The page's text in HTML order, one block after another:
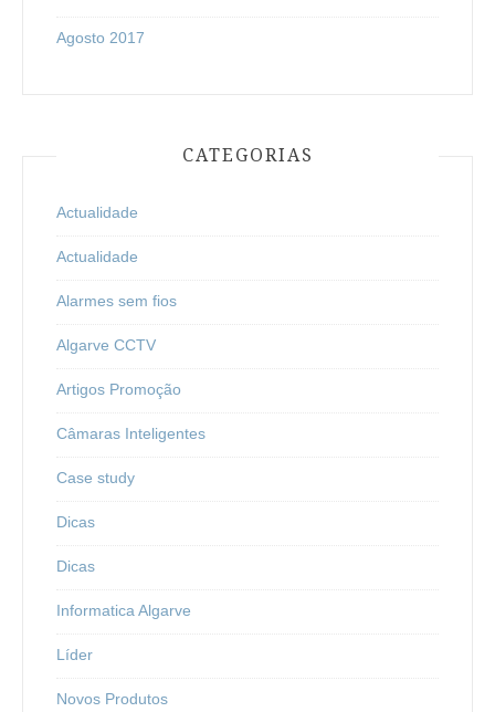
Agosto 2017
CATEGORIAS
Actualidade
Actualidade
Alarmes sem fios
Algarve CCTV
Artigos Promoção
Câmaras Inteligentes
Case study
Dicas
Dicas
Informatica Algarve
Líder
Novos Produtos